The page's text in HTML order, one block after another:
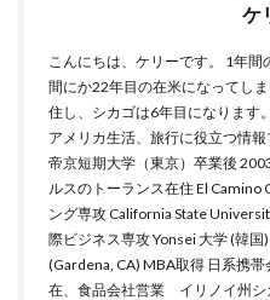
ケ
こんにちは、ケリーです。 1年
間にか22年目の在米になってし
住し、シカゴは6年目になります
アメリカ生活、旅行に役立つ情
帝京短期大学（東京）卒業後
ルスのトーランス在住 El Camino
ング専攻 California State
際ビジネス専攻 Yonsei 大学 (韓
(Gardena, CA) MBA取得 日系携
在、食品会社営業 イリノイ州シ